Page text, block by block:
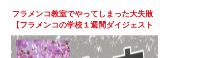
フラメンコ教室でやってしまった大失敗
【フラメンコの学校１週間ダイジェスト
(6/18〜6/23)】